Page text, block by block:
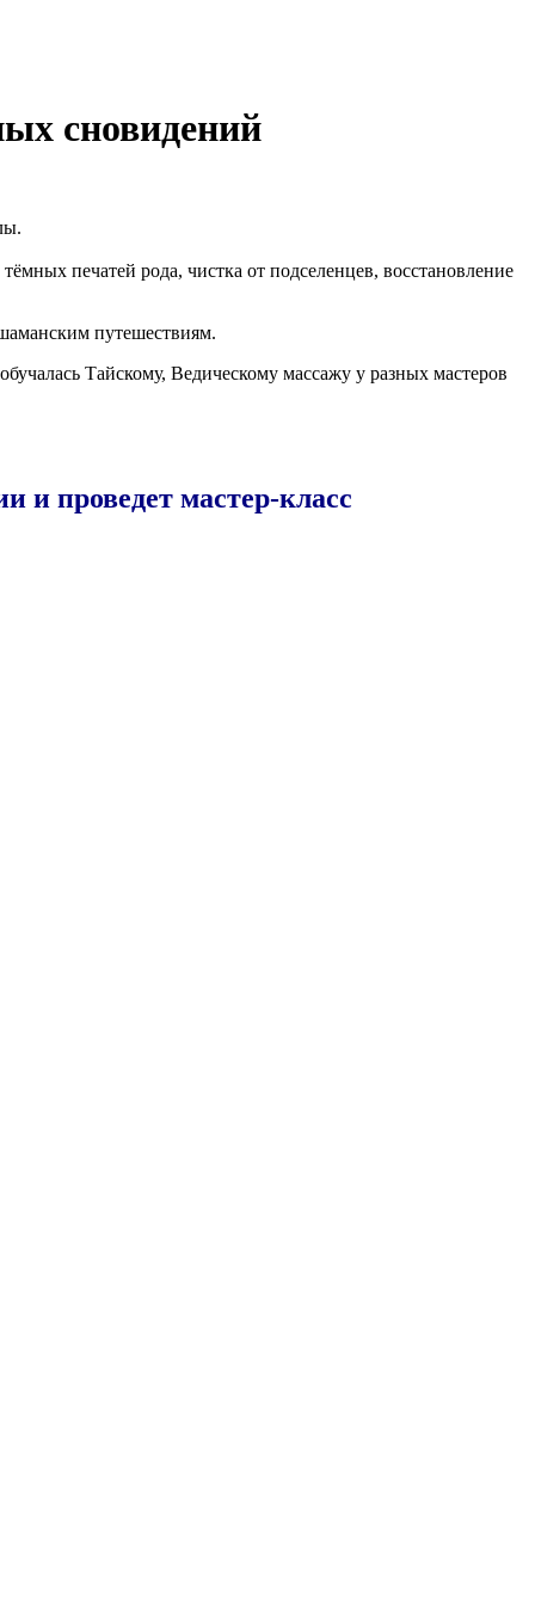
сновидений
печа­тей рода, чист­ка от под­се­лен­цев, вос­ста­нов­ле­ние
путешествиям.
Тай­ско­му, Веди­че­ско­му мас­са­жу у раз­ных мастеров
и проведет мастер-класс